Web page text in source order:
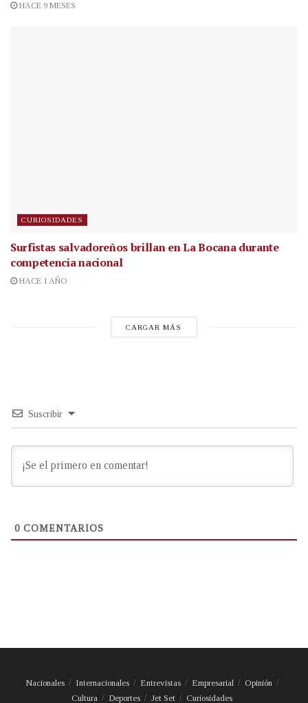
HACE 9 MESES
CURIOSIDADES
Surfistas salvadoreños brillan en La Bocana durante
competencia nacional
HACE 1 AÑO
CARGAR MÁS
Suscribir
0 COMENTARIOS
Nacionales Internacionales Entrevistas Empresarial
Opinión
Cultura
Deportes Jet Set Curiosidades